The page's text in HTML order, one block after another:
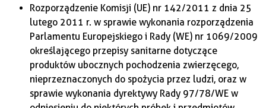
Rozporządzenie Komisji (UE) nr 142/2011 z dnia 25
lutego 2011 r. w sprawie wykonania rozporządzenia
Parlamentu Europejskiego i Rady (WE) nr 1069/2009
określającego przepisy sanitarne dotyczące
produktów ubocznych pochodzenia zwierzęcego,
nieprzeznaczonych do spożycia przez ludzi, oraz w
sprawie wykonania dyrektywy Rady 97/78/WE w